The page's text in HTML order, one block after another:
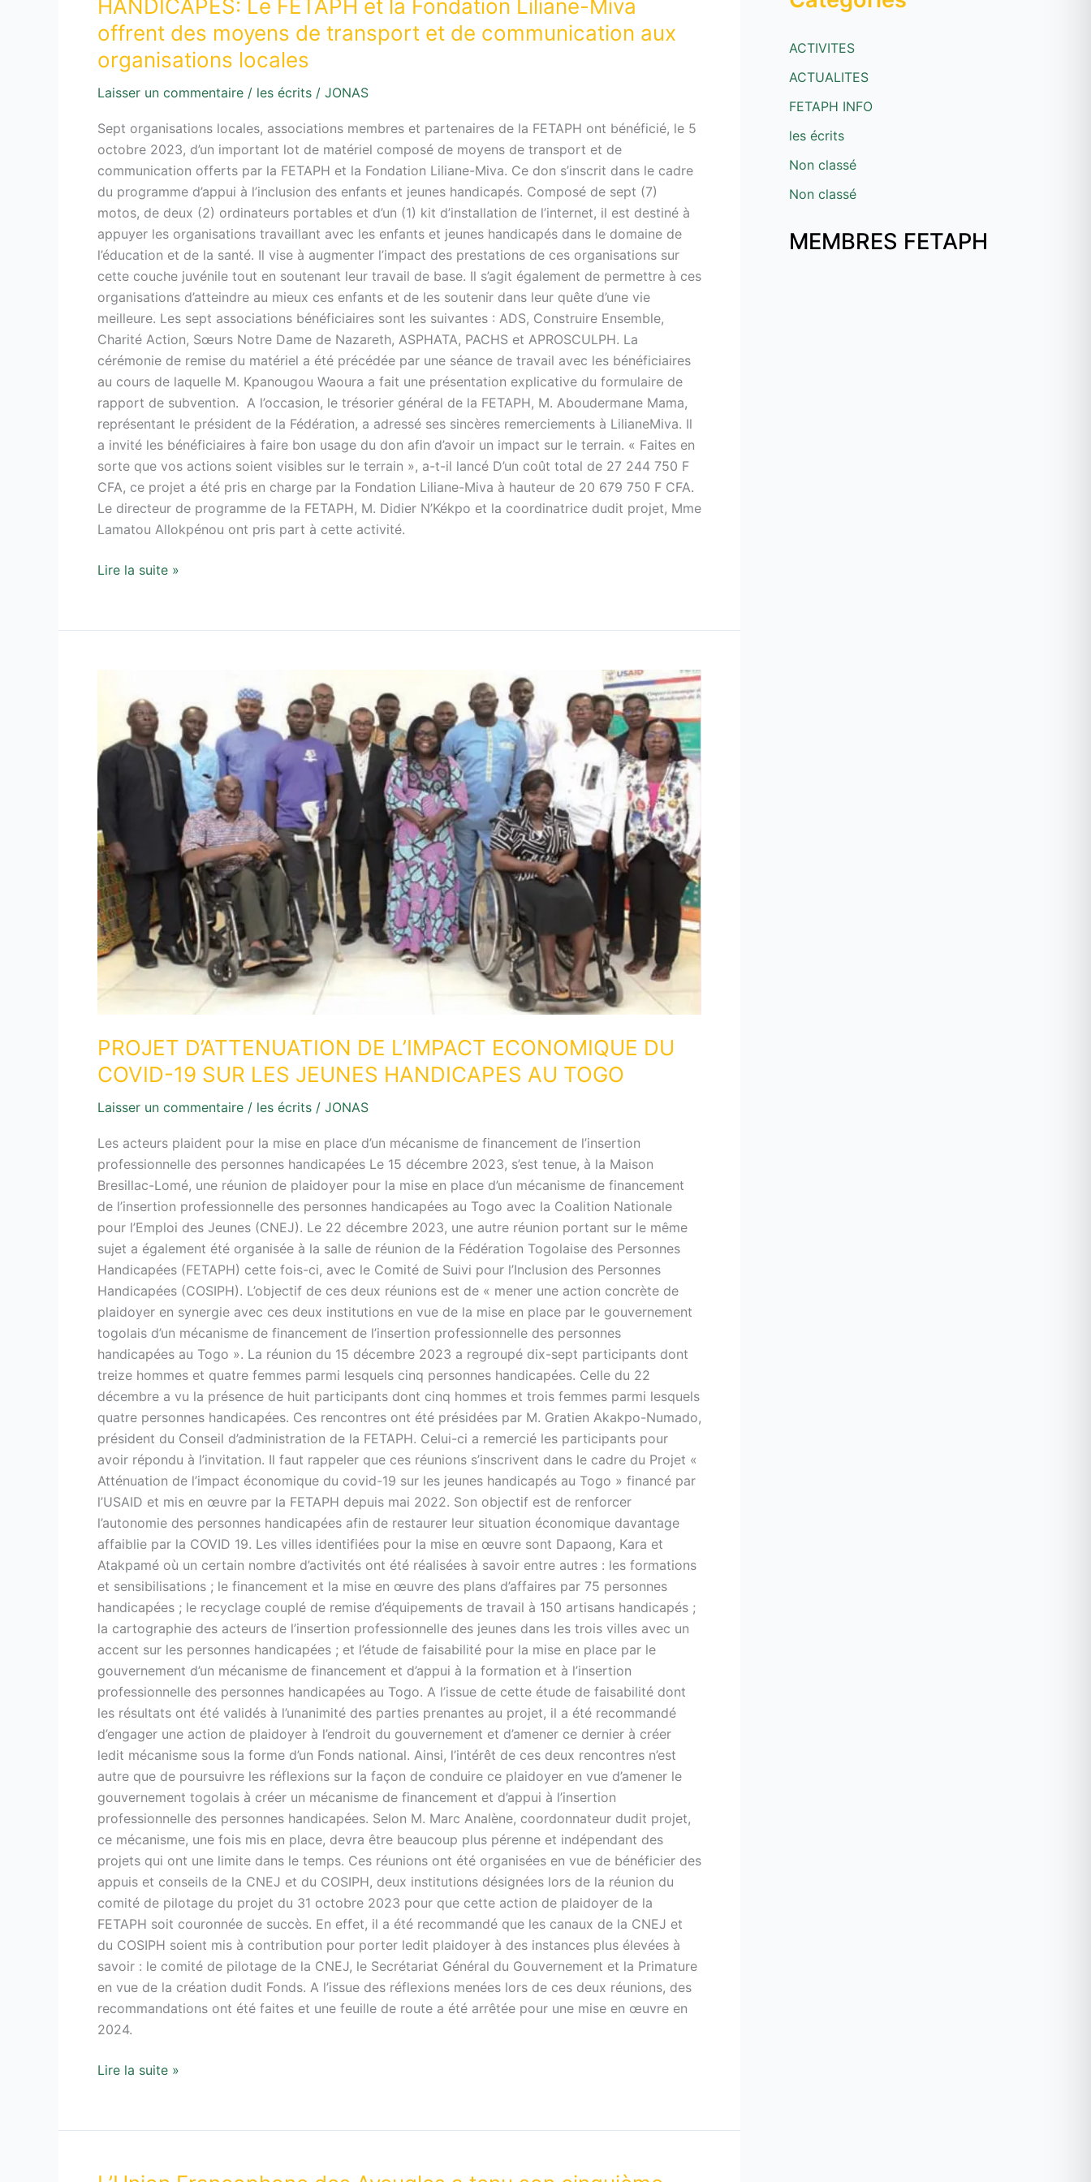
HANDICAPES: Le FETAPH et la Fondation Liliane-Miva
offrent des moyens de transport et de communication aux
organisations locales
Laisser un commentaire / les écrits / JONAS
Sept organisations locales, associations membres et partenaires de la FETAPH ont bénéficié, le 5
octobre 2023, d’un important lot de matériel composé de moyens de transport et de
communication offerts par la FETAPH et la Fondation Liliane-Miva. Ce don s’inscrit dans le cadre
du programme d’appui à l’inclusion des enfants et jeunes handicapés. Composé de sept (7)
motos, de deux (2) ordinateurs portables et d’un (1) kit d’installation de l’internet, il est destiné à
appuyer les organisations travaillant avec les enfants et jeunes handicapés dans le domaine de
l’éducation et de la santé. Il vise à augmenter l’impact des prestations de ces organisations sur
cette couche juvénile tout en soutenant leur travail de base. Il s’agit également de permettre à ces
organisations d’atteindre au mieux ces enfants et de les soutenir dans leur quête d’une vie
meilleure. Les sept associations bénéficiaires sont les suivantes : ADS, Construire Ensemble,
Charité Action, Sœurs Notre Dame de Nazareth, ASPHATA, PACHS et APROSCULPH. La
cérémonie de remise du matériel a été précédée par une séance de travail avec les bénéficiaires
au cours de laquelle M. Kpanougou Waoura a fait une présentation explicative du formulaire de
rapport de subvention. A l’occasion, le trésorier général de la FETAPH, M. Aboudermane Mama,
représentant le président de la Fédération, a adressé ses sincères remerciements à LilianeMiva. Il
a invité les bénéficiaires à faire bon usage du don afin d’avoir un impact sur le terrain. « Faites en
sorte que vos actions soient visibles sur le terrain », a-t-il lancé D’un coût total de 27 244 750 F
CFA, ce projet a été pris en charge par la Fondation Liliane-Miva à hauteur de 20 679 750 F CFA.
Le directeur de programme de la FETAPH, M. Didier N’Kékpo et la coordinatrice dudit projet, Mme
Lamatou Allokpénou ont pris part à cette activité.
et
de
communication
organisations
locales
Lire la suite »
PROJET D’ATTENUATION DE L’IMPACT ECONOMIQUE DU
COVID-19 SUR LES JEUNES HANDICAPES AU TOGO
Laisser un commentaire / les écrits / JONAS
Les acteurs plaident pour la mise en place d’un mécanisme de financement de l’insertion
professionnelle des personnes handicapées Le 15 décembre 2023, s’est tenue, à la Maison
Bresillac-Lomé, une réunion de plaidoyer pour la mise en place d’un mécanisme de financement
de l’insertion professionnelle des personnes handicapées au Togo avec la Coalition Nationale
pour l’Emploi des Jeunes (CNEJ). Le 22 décembre 2023, une autre réunion portant sur le même
sujet a également été organisée à la salle de réunion de la Fédération Togolaise des Personnes
Handicapées (FETAPH) cette fois-ci, avec le Comité de Suivi pour l’Inclusion des Personnes
Handicapées (COSIPH). L’objectif de ces deux réunions est de « mener une action concrète de
plaidoyer en synergie avec ces deux institutions en vue de la mise en place par le gouvernement
togolais d’un mécanisme de financement de l’insertion professionnelle des personnes
handicapées au Togo ». La réunion du 15 décembre 2023 a regroupé dix-sept participants dont
treize hommes et quatre femmes parmi lesquels cinq personnes handicapées. Celle du 22
décembre a vu la présence de huit participants dont cinq hommes et trois femmes parmi lesquels
quatre personnes handicapées. Ces rencontres ont été présidées par M. Gratien Akakpo-Numado,
président du Conseil d’administration de la FETAPH. Celui-ci a remercié les participants pour
avoir répondu à l’invitation. Il faut rappeler que ces réunions s’inscrivent dans le cadre du Projet «
Atténuation de l’impact économique du covid-19 sur les jeunes handicapés au Togo » financé par
l’USAID et mis en œuvre par la FETAPH depuis mai 2022. Son objectif est de renforcer
l’autonomie des personnes handicapées afin de restaurer leur situation économique davantage
affaiblie par la COVID 19. Les villes identifiées pour la mise en œuvre sont Dapaong, Kara et
Atakpamé où un certain nombre d’activités ont été réalisées à savoir entre autres : les formations
et sensibilisations ; le financement et la mise en œuvre des plans d’affaires par 75 personnes
handicapées ; le recyclage couplé de remise d’équipements de travail à 150 artisans handicapés ;
la cartographie des acteurs de l’insertion professionnelle des jeunes dans les trois villes avec un
accent sur les personnes handicapées ; et l’étude de faisabilité pour la mise en place par le
gouvernement d’un mécanisme de financement et d’appui à la formation et à l’insertion
professionnelle des personnes handicapées au Togo. A l’issue de cette étude de faisabilité dont
les résultats ont été validés à l’unanimité des parties prenantes au projet, il a été recommandé
d’engager une action de plaidoyer à l’endroit du gouvernement et d’amener ce dernier à créer
ledit mécanisme sous la forme d’un Fonds national. Ainsi, l’intérêt de ces deux rencontres n’est
autre que de poursuivre les réflexions sur la façon de conduire ce plaidoyer en vue d’amener le
gouvernement togolais à créer un mécanisme de financement et d’appui à l’insertion
professionnelle des personnes handicapées. Selon M. Marc Analène, coordonnateur dudit projet,
ce mécanisme, une fois mis en place, devra être beaucoup plus pérenne et indépendant des
projets qui ont une limite dans le temps. Ces réunions ont été organisées en vue de bénéficier des
appuis et conseils de la CNEJ et du COSIPH, deux institutions désignées lors de la réunion du
comité de pilotage du projet du 31 octobre 2023 pour que cette action de plaidoyer de la
FETAPH soit couronnée de succès. En effet, il a été recommandé que les canaux de la CNEJ et
du COSIPH soient mis à contribution pour porter ledit plaidoyer à des instances plus élevées à
savoir : le comité de pilotage de la CNEJ, le Secrétariat Général du Gouvernement et la Primature
en vue de la création dudit Fonds. A l’issue des réflexions menées lors de ces deux réunions, des
recommandations ont été faites et une feuille de route a été arrêtée pour une mise en œuvre en
2024.
D’ATTENUATION
L’IMPACT
ECONOMIQUE
DU
COVID-
19
SUR
LES
JEUNES
HANDICAPES
AU
TOGO
Lire la suite »
ACTIVITES
ACTUALITES
FETAPH INFO
les écrits
Non classé
Non classé
MEMBRES FETAPH